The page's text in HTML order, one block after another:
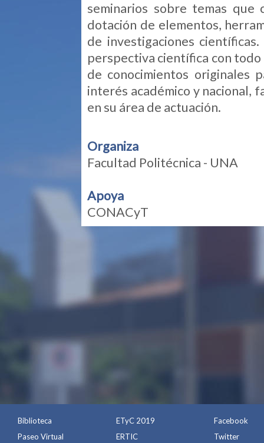
seminarios sobre temas
dotación de elementos,
de investigaciones
perspectiva científica con
de conocimientos originales
interés académico y nacional,
en su área de actuación.
Organiza
Facultad Politécnica - UNA
Apoya
CONACyT
Biblioteca
Paseo Virtual
ETyC 2019
ERTIC
Facebook
Twitter